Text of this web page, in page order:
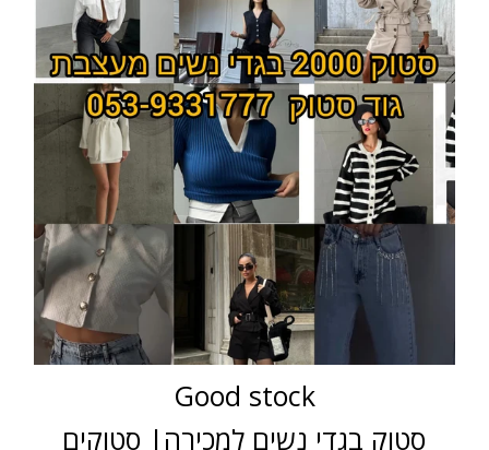
Good stock
סטוק בגדי נשים למכירה| סטוקים